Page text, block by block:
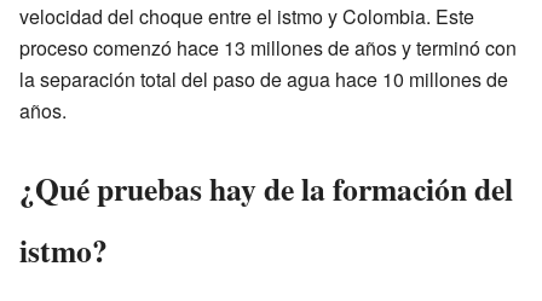
velocidad del choque entre el istmo y Colombia. Este
proceso comenzó hace 13 millones de años y terminó con
la separación total del paso de agua hace 10 millones de
años.
¿Qué pruebas hay de la formación del
istmo?